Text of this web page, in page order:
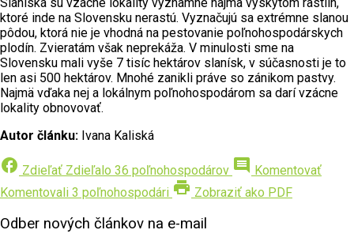
ktoré inde na Slovensku nerastú. Vyznačujú sa extrémne slanou
pôdou, ktorá nie je vhodná na pestovanie poľnohospodárskych
plodín. Zvieratám však neprekáža. V minulosti sme na
Slovensku mali vyše 7 tisíc hektárov slanísk, v súčasnosti je to
len asi 500 hektárov. Mnohé zanikli práve so zánikom pastvy.
Najmä vďaka nej a lokálnym poľnohospodárom sa darí vzácne
lokality obnovovať.
Autor článku: Ivana Kaliská
facebook Zdieľať Zdieľalo 36 poľnohospodárov comment Komentovať
Komentovali 3 poľnohospodári print Zobraziť ako PDF
Odber nových článkov na e-mail